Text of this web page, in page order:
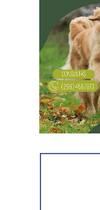
Las gestiones